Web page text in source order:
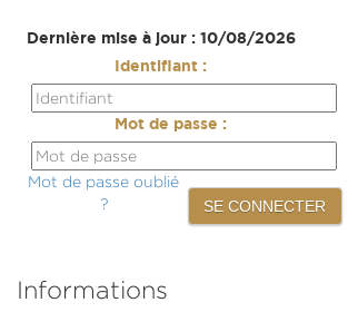
Dernière mise à jour : 10/08/2026
Identifiant :
Mot de passe :
Mot de passe oublié
?
Informations